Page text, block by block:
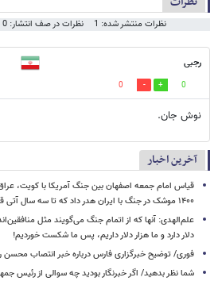
نظرات منتشر شده: 1 نظرات در صف انتشار: 0
رجبی
0
0
نوش جان.
آخرین اخبار
قیاس امام جمعه اصفهان بین جنگ آمریکا با کویت،
۱۴۰۰ موشک در جنگ با ایران هدر داد که تا سه سال آتی قابل جبران نیست
دلار دارد و ما هزار دلار داریم، پس ما شکست خوردیم!
فوری/ توضیح خبرگزاری فارس درباره خبر انتصاب محسن
شما نظر بدهید/ اگر خبرنگار بودید چه سوالی از رئیس